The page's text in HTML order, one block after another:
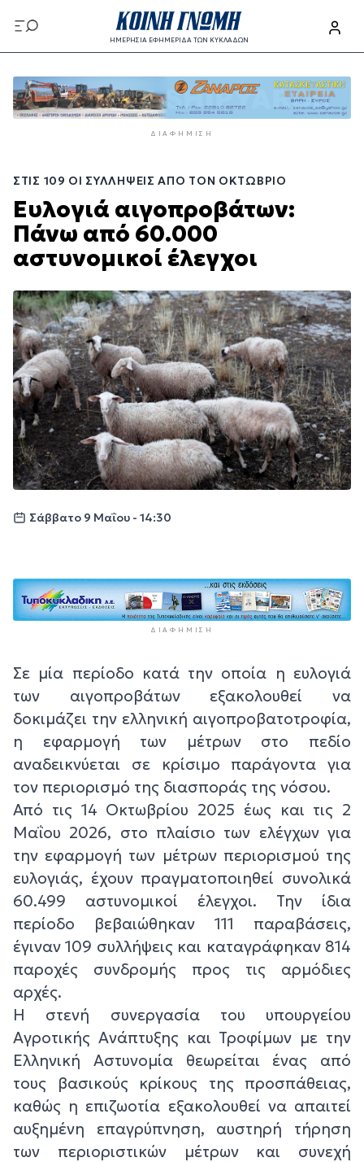
προς
το
περιεχόμενο
ΗΜΕΡΗΣΙΑ ΕΦΗΜΕΡΙΔΑ ΤΩΝ ΚΥΚΛΑΔΩΝ
προς
το
κυρίως
ΔΙΑΦΉΜΙΣΗ
ΣΤΙΣ 109 ΟΙ ΣΥΛΛΉΨΕΙΣ ΑΠΌ ΤΟΝ ΟΚΤΏΒΡΙΟ
Ευλογιά αιγοπροβάτων:
Πάνω από 60.000
αστυνομικοί έλεγχοι
Σάββατο 9 Μαΐου - 14:30
ΔΙΑΦΉΜΙΣΗ
Σε μία περίοδο κατά την οποία η ευλογιά
των αιγοπροβάτων εξακολουθεί να
δοκιμάζει την ελληνική αιγοπροβατοτροφία,
η εφαρμογή των μέτρων στο πεδίο
αναδεικνύεται σε κρίσιμο παράγοντα για
τον περιορισμό της διασποράς της νόσου.
Από τις 14 Οκτωβρίου 2025 έως και τις 2
Μαΐου 2026, στο πλαίσιο των ελέγχων για
την εφαρμογή των μέτρων περιορισμού της
ευλογιάς, έχουν πραγματοποιηθεί συνολικά
60.499 αστυνομικοί έλεγχοι. Την ίδια
περίοδο βεβαιώθηκαν 111 παραβάσεις,
έγιναν 109 συλλήψεις και καταγράφηκαν 814
παροχές συνδρομής προς τις αρμόδιες
αρχές.
Η στενή συνεργασία του υπουργείου
Αγροτικής Ανάπτυξης και Τροφίμων με την
Ελληνική Αστυνομία θεωρείται ένας από
τους βασικούς κρίκους της προσπάθειας,
καθώς η επιζωοτία εξακολουθεί να απαιτεί
αυξημένη επαγρύπνηση, αυστηρή τήρηση
των περιοριστικών μέτρων και συνεχή